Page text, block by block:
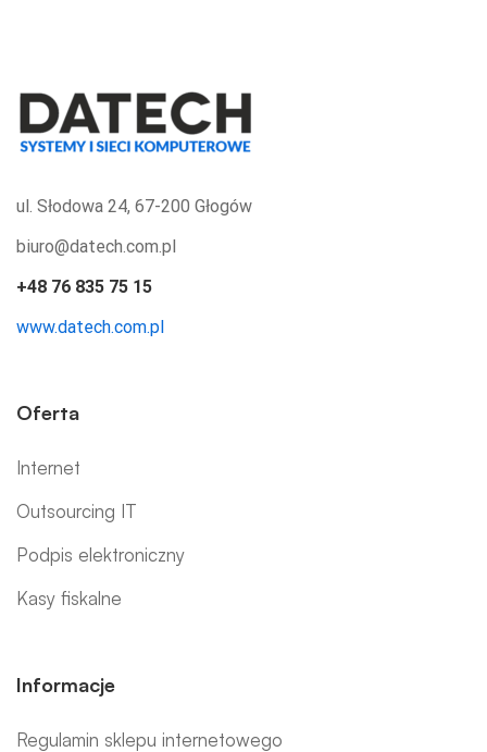
ul. Słodowa 24, 67-200 Głogów
biuro@datech.com.pl
+48 76 835 75 15
www.datech.com.pl
Oferta
Internet
Outsourcing IT
Podpis elektroniczny
Kasy fiskalne
Informacje
Regulamin sklepu internetowego